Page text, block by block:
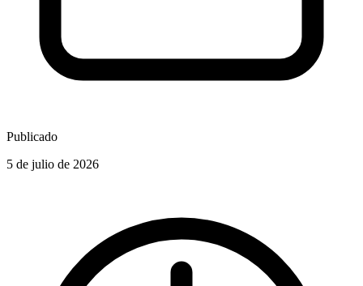
Publicado
5 de julio de 2026